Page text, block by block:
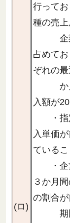
(ロ)
行って
種の売
企業
占めて
ぞれの最
か月
入額が
・指定
入単価
ているこ
・企業
３か月
の割合が
期比